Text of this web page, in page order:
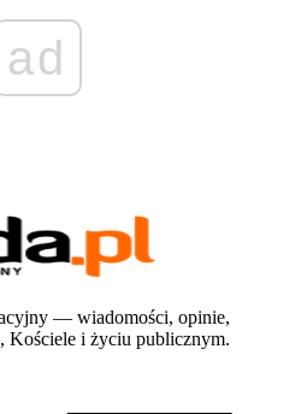
ad
— wiadomości, opinie,
Kościele i życiu publicznym.